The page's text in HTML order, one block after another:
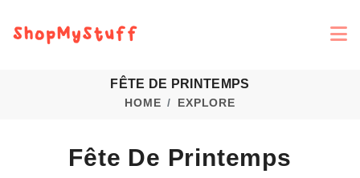
FÊTE DE PRINTEMPS
HOME EXPLORE
Fête De Printemps